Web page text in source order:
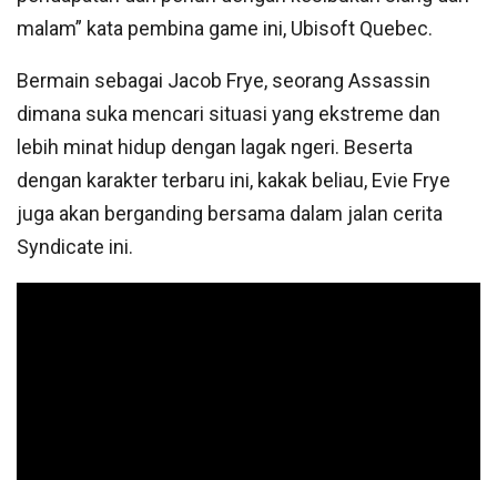
malam” kata pembina game ini, Ubisoft Quebec.
Bermain sebagai Jacob Frye, seorang Assassin
dimana suka mencari situasi yang ekstreme dan
lebih minat hidup dengan lagak ngeri. Beserta
dengan karakter terbaru ini, kakak beliau, Evie Frye
juga akan berganding bersama dalam jalan cerita
Syndicate ini.